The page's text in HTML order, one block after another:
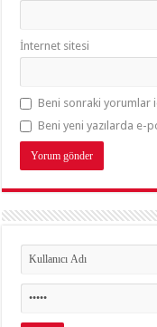
İnternet sitesi
Beni sonraki yorumlar
Beni yeni yazılarda e-